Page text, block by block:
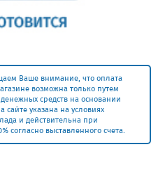
Ваше внимание, что оплата
возможна только путем
средств на основании
сайте указана на условиях
и действительна при
согласно выставленного счета.